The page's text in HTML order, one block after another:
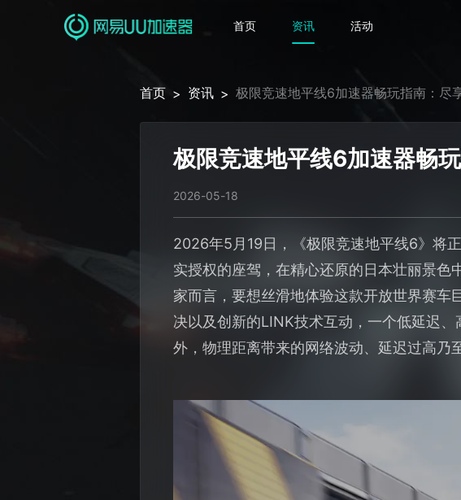
首页 资讯 活动
首页 > 资讯 > 极限竞速地平线6加速器畅玩指南：尽
极限竞速地平线6加速器畅
2026-05-18
2026年5月19日，《极限竞速地平线6》将
实授权的座驾，在精心还原的日本壮丽景
家而言，要想丝滑地体验这款开放世界赛
决以及创新的LINK技术互动，一个低延迟
外，物理距离带来的网络波动、延迟过高乃